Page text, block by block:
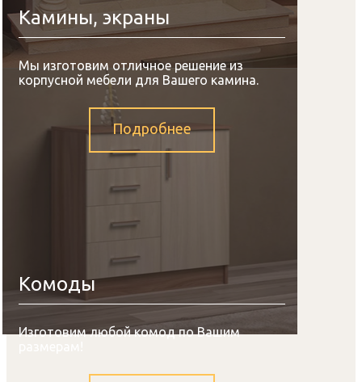
Камины, экраны
Мы изготовим отличное решение из
корпусной мебели для Вашего камина.
Подробнее
Комоды
Изготовим любой комод по Вашим